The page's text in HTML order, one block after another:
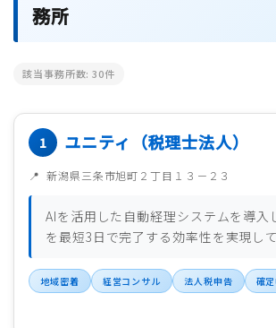
務所
該当事務所数:30件
ユニティ（税理士法人）
新潟県三条市旭町２丁目１３－２３
AIを活用した自動経理システムを導入
を最短3日で完了する効率性を実現して
地域密着 経営コンサル 法人税申告 確